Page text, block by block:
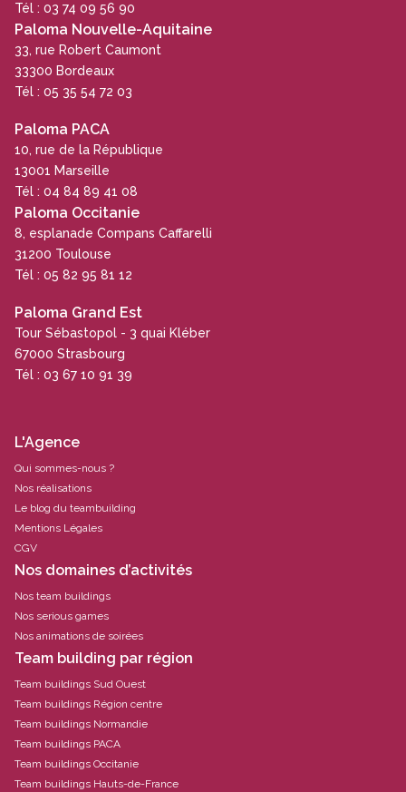
Tél : 03 74 09 56 90
Paloma Nouvelle-Aquitaine
33, rue Robert Caumont
33300 Bordeaux
Tél : 05 35 54 72 03
Paloma PACA
10, rue de la République
13001 Marseille
Tél : 04 84 89 41 08
Paloma Occitanie
8, esplanade Compans Caffarelli
31200 Toulouse
Tél : 05 82 95 81 12
Paloma Grand Est
Tour Sébastopol - 3 quai Kléber
67000 Strasbourg
Tél : 03 67 10 91 39
L'Agence
Qui sommes-nous ?
Nos réalisations
Le blog du teambuilding
Mentions Légales
CGV
Nos domaines d’activités
Nos team buildings
Nos serious games
Nos animations de soirées
Team building par région
Team buildings Sud Ouest
Team buildings Région centre
Team buildings Normandie
Team buildings PACA
Team buildings Occitanie
Team buildings Hauts-de-France